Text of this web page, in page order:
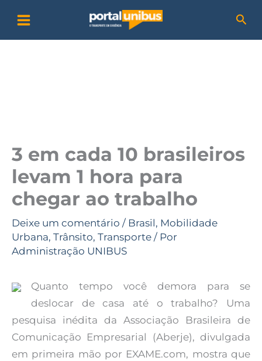
para
o
3 em cada 10 brasileiros
levam 1 hora para
chegar ao trabalho
Deixe um comentário / Brasil, Mobilidade
Urbana, Trânsito, Transporte / Por
Administração UNIBUS
Quanto tempo você demora para se
deslocar de casa até o trabalho? Uma
pesquisa inédita da Associação Brasileira de
Comunicação Empresarial (Aberje), divulgada
em primeira mão por EXAME.com, mostra que
a
r